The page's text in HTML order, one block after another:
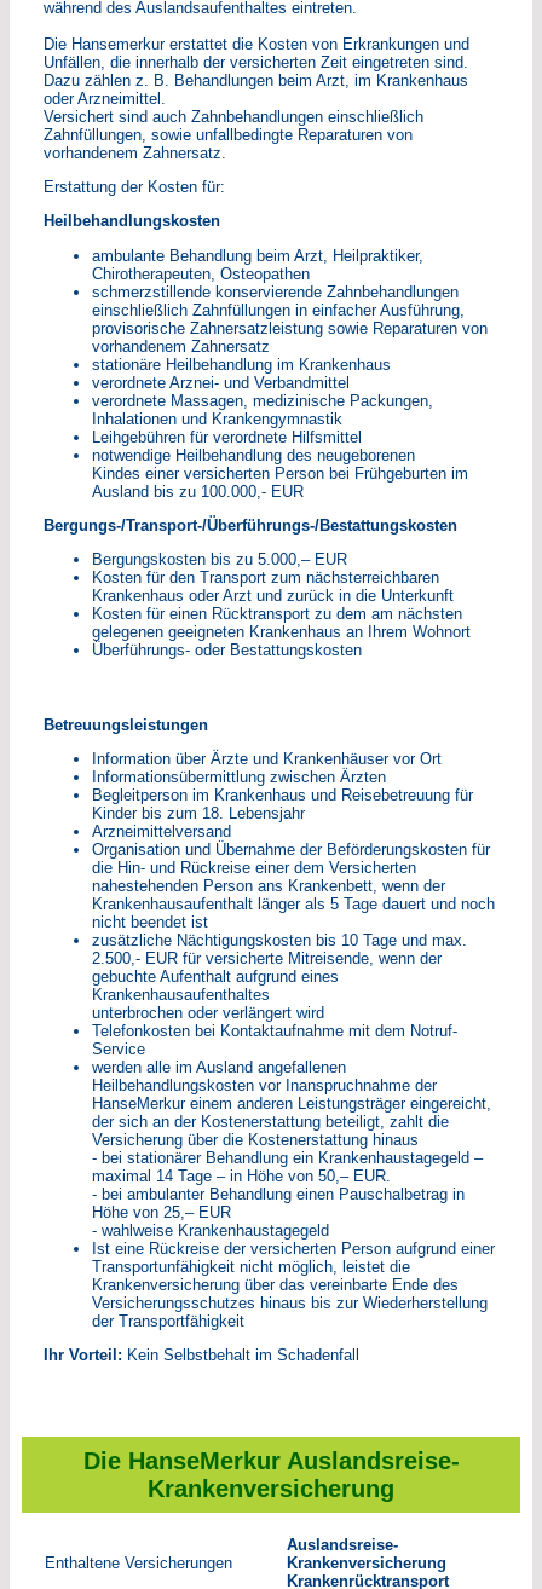
während des Auslandsaufenthaltes eintreten.
Die Hansemerkur erstattet die Kosten von Erkrankungen und
Unfällen, die innerhalb der versicherten Zeit eingetreten sind.
Dazu zählen z. B. Behandlungen beim Arzt, im Krankenhaus
oder Arzneimittel.
Versichert sind auch Zahnbehandlungen einschließlich
Zahnfüllungen, sowie unfallbedingte Reparaturen von
vorhandenem Zahnersatz.
Erstattung der Kosten für:
Heilbehandlungskosten
ambulante Behandlung beim Arzt, Heilpraktiker,
Chirotherapeuten, Osteopathen
schmerzstillende konservierende Zahnbehandlungen
einschließlich Zahnfüllungen in einfacher Ausführung,
provisorische Zahnersatzleistung sowie Reparaturen von
vorhandenem Zahnersatz
stationäre Heilbehandlung im Krankenhaus
verordnete Arznei- und Verbandmittel
verordnete Massagen, medizinische Packungen,
Inhalationen und Krankengymnastik
Leihgebühren für verordnete Hilfsmittel
notwendige Heilbehandlung des neugeborenen
Kindes einer versicherten Person bei Frühgeburten im
Ausland bis zu 100.000,- EUR
Bergungs-/Transport-/Überführungs-/Bestattungskosten
Bergungskosten bis zu 5.000,– EUR
Kosten für den Transport zum nächsterreichbaren
Krankenhaus oder Arzt und zurück in die Unterkunft
Kosten für einen Rücktransport zu dem am nächsten
gelegenen geeigneten Krankenhaus an Ihrem Wohnort
Überführungs- oder Bestattungskosten
Betreuungsleistungen
Information über Ärzte und Krankenhäuser vor Ort
Informationsübermittlung zwischen Ärzten
Begleitperson im Krankenhaus und Reisebetreuung für
Kinder bis zum 18. Lebensjahr
Arzneimittelversand
Organisation und Übernahme der Beförderungskosten für
die Hin- und Rückreise einer dem Versicherten
nahestehenden Person ans Krankenbett, wenn der
Krankenhausaufenthalt länger als 5 Tage dauert und noch
nicht beendet ist
zusätzliche Nächtigungskosten bis 10 Tage und max.
2.500,- EUR für versicherte Mitreisende, wenn der
gebuchte Aufenthalt aufgrund eines
Krankenhausaufenthaltes
unterbrochen oder verlängert wird
Telefonkosten bei Kontaktaufnahme mit dem Notruf-
Service
werden alle im Ausland angefallenen
Heilbehandlungskosten vor Inanspruchnahme der
HanseMerkur einem anderen Leistungsträger eingereicht,
der sich an der Kostenerstattung beteiligt, zahlt die
Versicherung über die Kostenerstattung hinaus
- bei stationärer Behandlung ein Krankenhaustagegeld –
maximal 14 Tage – in Höhe von 50,– EUR.
- bei ambulanter Behandlung einen Pauschalbetrag in
Höhe von 25,– EUR
- wahlweise Krankenhaustagegeld
Ist eine Rückreise der versicherten Person aufgrund einer
Transportunfähigkeit nicht möglich, leistet die
Krankenversicherung über das vereinbarte Ende des
Versicherungsschutzes hinaus bis zur Wiederherstellung
der Transportfähigkeit
Ihr Vorteil: Kein Selbstbehalt im Schadenfall
Die HanseMerkur Auslandsreise-
Krankenversicherung
Enthaltene Versicherungen
Auslandsreise-
Krankenversicherung
Krankenrücktransport